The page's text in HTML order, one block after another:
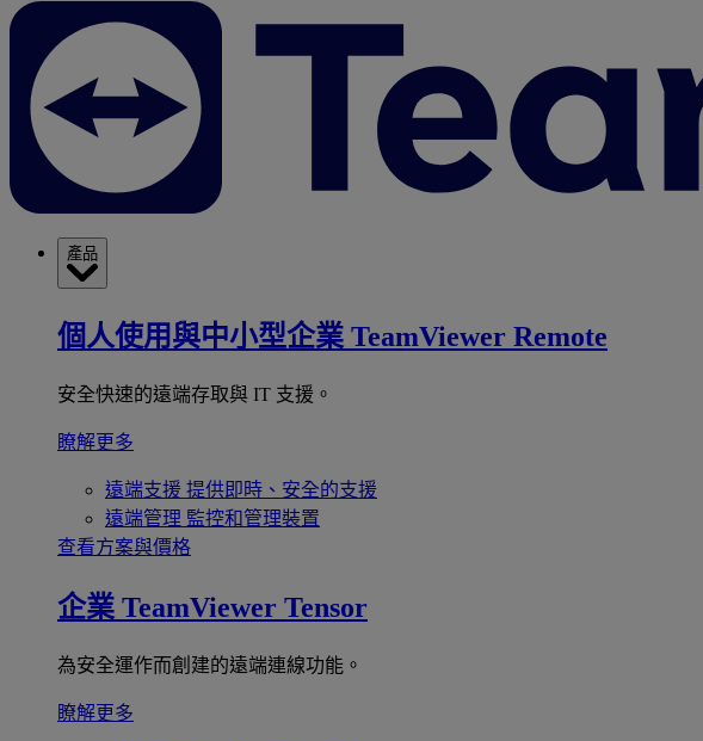
產品
個人使用與中小型企業 TeamViewer Remote
安全快速的遠端存取與 IT 支援。
瞭解更多
遠端支援 提供即時、安全的支援
遠端管理 監控和管理裝置
查看方案與價格
企業 TeamViewer Tensor
為安全運作而創建的遠端連線功能。
瞭解更多